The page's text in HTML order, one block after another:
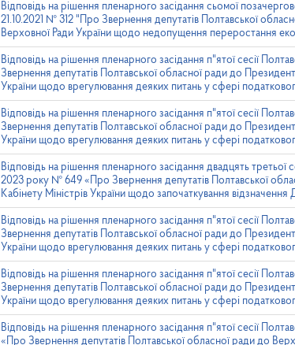
Відповідь на рішення пленарного засідання сьомої
21.10.2021 № 312 "Про Звернення депутатів Полтавської
Верховної Ради України щодо недопущення переростання
Відповідь на рішення пленарного засідання п"ятої сесії
Звернення депутатів Полтавської обласної ради до
України щодо врегулювання деяких питань у сфері
Відповідь на рішення пленарного засідання п"ятої сесії
Звернення депутатів Полтавської обласної ради до
України щодо врегулювання деяких питань у сфері
Відповідь на рішення пленарного засідання двадцять третьої
2023 року № 649 «Про Звернення депутатів Полтавської
Кабінету Міністрів України щодо започаткування
Відповідь на рішення пленарного засідання п"ятої сесії
Звернення депутатів Полтавської обласної ради до
України щодо врегулювання деяких питань у сфері
Відповідь на рішення пленарного засідання п"ятої сесії
Звернення депутатів Полтавської обласної ради до
України щодо врегулювання деяких питань у сфері
Відповідь на рішення пленарного засідання п"ятої сесії
«Про Звернення депутатів Полтавської обласної ради до